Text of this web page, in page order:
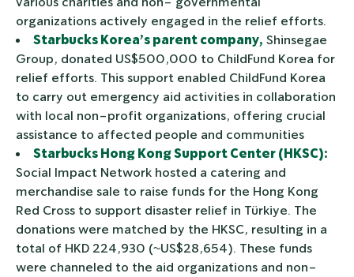
organizations actively engaged in the relief efforts.
Starbucks Korea’s parent company, Shinsegae
Group, donated US$500,000 to ChildFund Korea for
relief efforts. This support enabled ChildFund Korea
to carry out emergency aid activities in collaboration
with local non-profit organizations, offering crucial
assistance to affected people and communities
Starbucks Hong Kong Support Center (HKSC):
Social Impact Network hosted a catering and
merchandise sale to raise funds for the Hong Kong
Red Cross to support disaster relief in Türkiye. The
donations were matched by the HKSC, resulting in a
total of HKD 224,930 (~US$28,654). These funds
were channeled to the aid organizations and non-